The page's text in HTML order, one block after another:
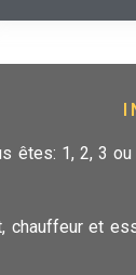
êtes: 1, 2, 3
et